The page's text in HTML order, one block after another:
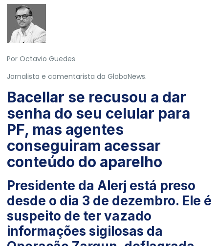
Por Octavio Guedes
Jornalista e comentarista da GloboNews.
Bacellar se recusou a dar
senha do seu celular para
PF, mas agentes
conseguiram acessar
conteúdo do aparelho
Presidente da Alerj está preso
desde o dia 3 de dezembro. Ele é
suspeito de ter vazado
informações sigilosas da